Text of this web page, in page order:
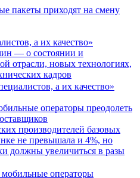
а их качество»
— о состоянии и
отрасли, новых технологиях,
кадров
операторы преодолеть
производителей базовых
не превышала и 4%, но
должны увеличиться в разы